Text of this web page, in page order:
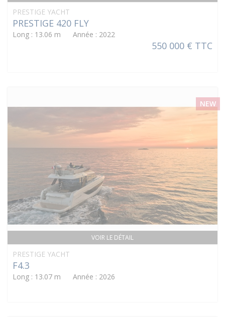
PRESTIGE YACHT
PRESTIGE 420 FLY
Long : 13.06 m Année : 2022
550 000 € TTC
VOIR LE DÉTAIL
NEW
PRESTIGE YACHT
F4.3
Long : 13.07 m Année : 2026